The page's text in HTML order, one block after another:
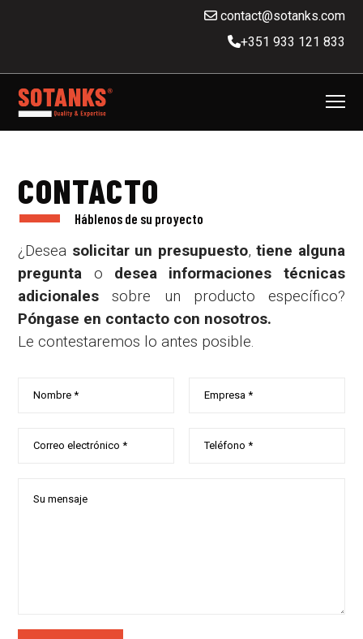
contact@sotanks.com
+351 933 121 833
CONTACTO
Háblenos de su proyecto
¿Desea solicitar un presupuesto,tiene alguna
pregunta o desea informaciones técnicas
adicionales sobre un producto específico?
Póngase en contacto con nosotros.
Le contestaremos lo antes posible.